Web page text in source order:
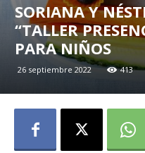
SORIANA Y
“TALLER
PARA NIÑOS
26 septiembre 2022 413